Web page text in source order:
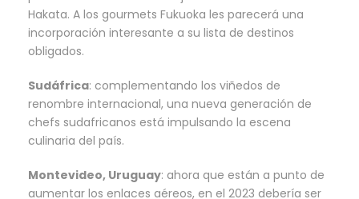
Hakata. A los gourmets Fukuoka les parecerá una
incorporación interesante a su lista de destinos
obligados.
Sudáfrica: complementando los viñedos de
renombre internacional, una nueva generación de
chefs sudafricanos está impulsando la escena
culinaria del país.
Montevideo, Uruguay: ahora que están a punto de
aumentar los enlaces aéreos, en el 2023 debería ser